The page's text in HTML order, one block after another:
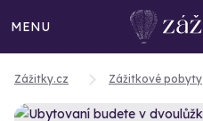
MENU
Zážitky.cz Zážitkové pobyty